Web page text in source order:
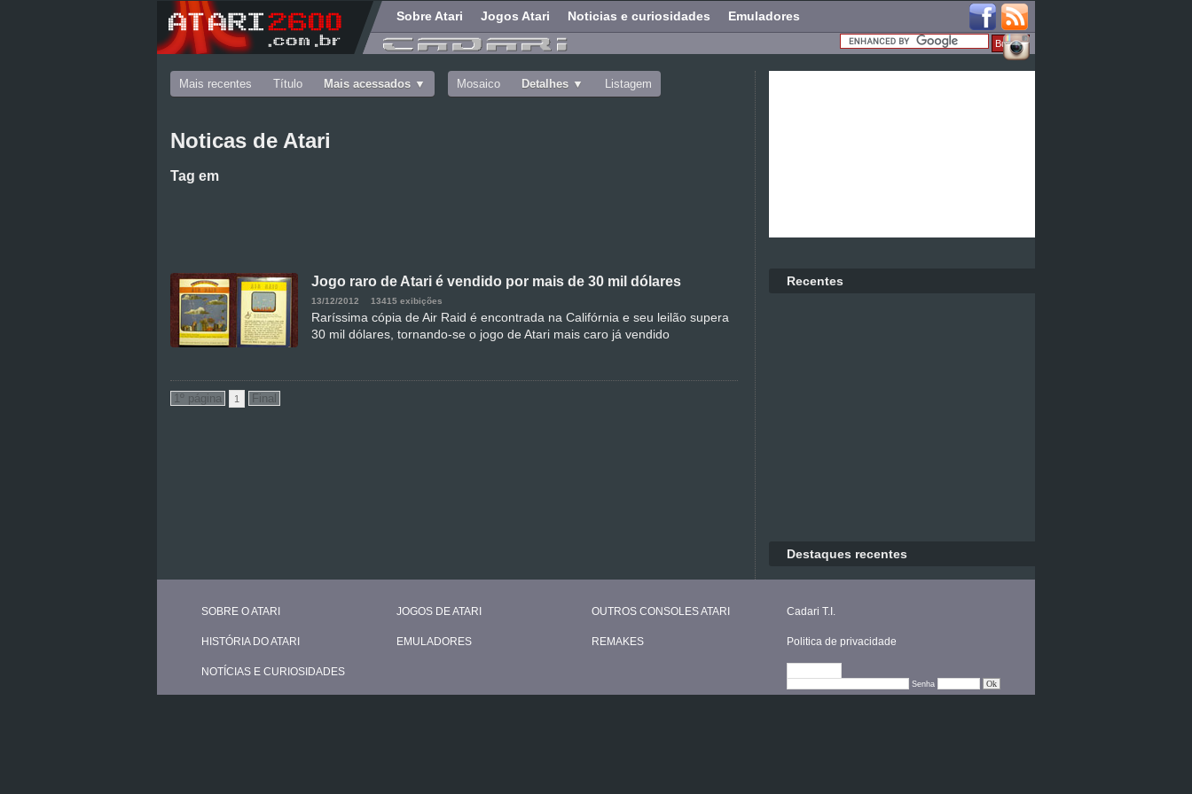
Sobre Atari Jogos Atari Noticias e curiosidades Emuladores
Mais recentes Título Mais acessados Mosaico Detalhes Listagem
Noticas de Atari
Tag em
Jogo raro de Atari é vendido por mais de 30 mil dólares
13/12/2012 13415 exibições
Raríssima cópia de Air Raid é encontrada na Califórnia e seu leilão supera
30 mil dólares, tornando-se o jogo de Atari mais caro já vendido
1
Recentes
Destaques recentes
SOBRE O ATARI
HISTÓRIA DO ATARI
NOTÍCIAS E CURIOSIDADES
JOGOS DE ATARI
EMULADORES
OUTROS CONSOLES ATARI
REMAKES
Cadari T.I.
Politica de privacidade
Senha